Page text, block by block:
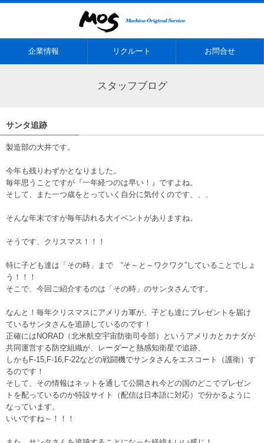
企業情報 リクルート お問合せ
スタッフブログ
サンタ追跡
製造部の大井です。
今年も残りわずかとなりました。
毎年思うことですが『一年経つのは早い！』ですよね。
そして、また一つ歳をとっていく自分に気付くのです、、、
そんな年末ですが毎年訪れる大イベントがありますね。
そうです、クリスマス！！！
特に子ども達は「その時」まで “そ～と～ワクワク”していることでしょ
う！！！
そこで、今回ご紹介するのは「その時」のサンタさんです。
なんと！毎年クリスマスにアメリカ軍が、子ども達にプレゼントを届け
ているサンタさんを追跡しているのです！
正確にはNORAD（北米航空宇宙防衛司令部）というアメリカとカナダが
共同運営する防空組織が、レーダーと熱感知衛星で追跡、
しかもF-15,F-16,F-22などの戦闘機でサンタさんをエスコート（護衛）す
るのです！
そして、その情報はネットを通して公開され今どの国のどこでプレゼン
トを配っているのか特設サイト（配信は日本語に対応）で分かるように
なっています。
いいですね～！！！